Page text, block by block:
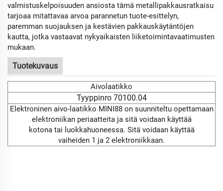
valmistuskelpoisuuden ansiosta tämä metallipakkausratkaisu
tarjoaa mitattavaa arvoa parannetun tuote-esittelyn,
paremman suojauksen ja kestävien pakkauskäytäntöjen
kautta, jotka vastaavat nykyaikaisten liiketoimintavaatimusten
mukaan.
Tuotekuvaus
Aivolaatikko
Tyyppinro 70100.04
Elektroninen aivo-laatikko MINI88 on suunniteltu opettamaan
elektroniikan periaatteita ja sitä voidaan käyttää
kotona tai luokkahuoneessa. Sitä voidaan käyttää
vaiheiden 1 ja 2 elektroniikkaan.